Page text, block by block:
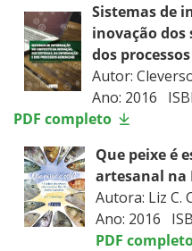
Sistemas de
inovação
dos
Autor:
Ano: 2016
PDF completo
Que peixe é
artesanal na
Autora: Liz C.
Ano: 2016
PDF